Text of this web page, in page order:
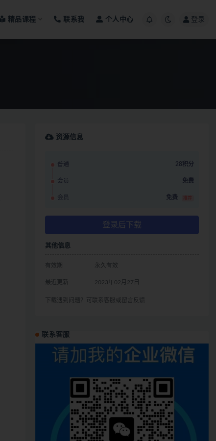
精品课程 联系我 个人中心 登录
资源信息
普通 28积分
会员 免费
会员 免费 推荐
登录后下载
其他信息
有效期 永久有效
最近更新 2023年02月27日
下载遇到问题？可联系客服或留言反馈
联系客服